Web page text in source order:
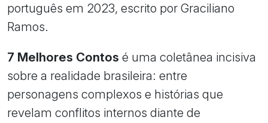
português em 2023, escrito por Graciliano
Ramos.
7 Melhores Contos é uma coletânea incisiva
sobre a realidade brasileira: entre
personagens complexos e histórias que
revelam conflitos internos diante de